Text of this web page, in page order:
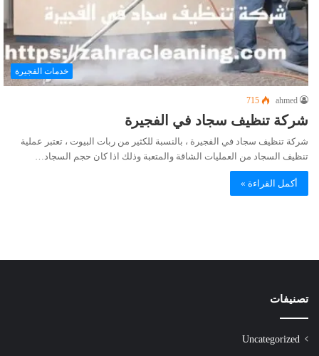
خدمات الفجيرة
ahmed
715
شركة تنظيف سجاد في الفجيرة
شركة تنظيف سجاد في الفجيرة ، بالنسبة للكثير من ربات البيوت ، تعتبر عملية
تنظيف السجاد من العمليات الشاقة والمتعبة وذلك اذا كان حجم السجاد…
أكمل القراءة »
تصنيفات
Uncategorized